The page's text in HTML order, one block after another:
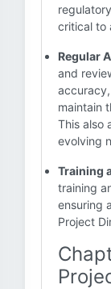
critical to
Regular
and
maintain
This also
evolving
Training
training
ensuring
Project